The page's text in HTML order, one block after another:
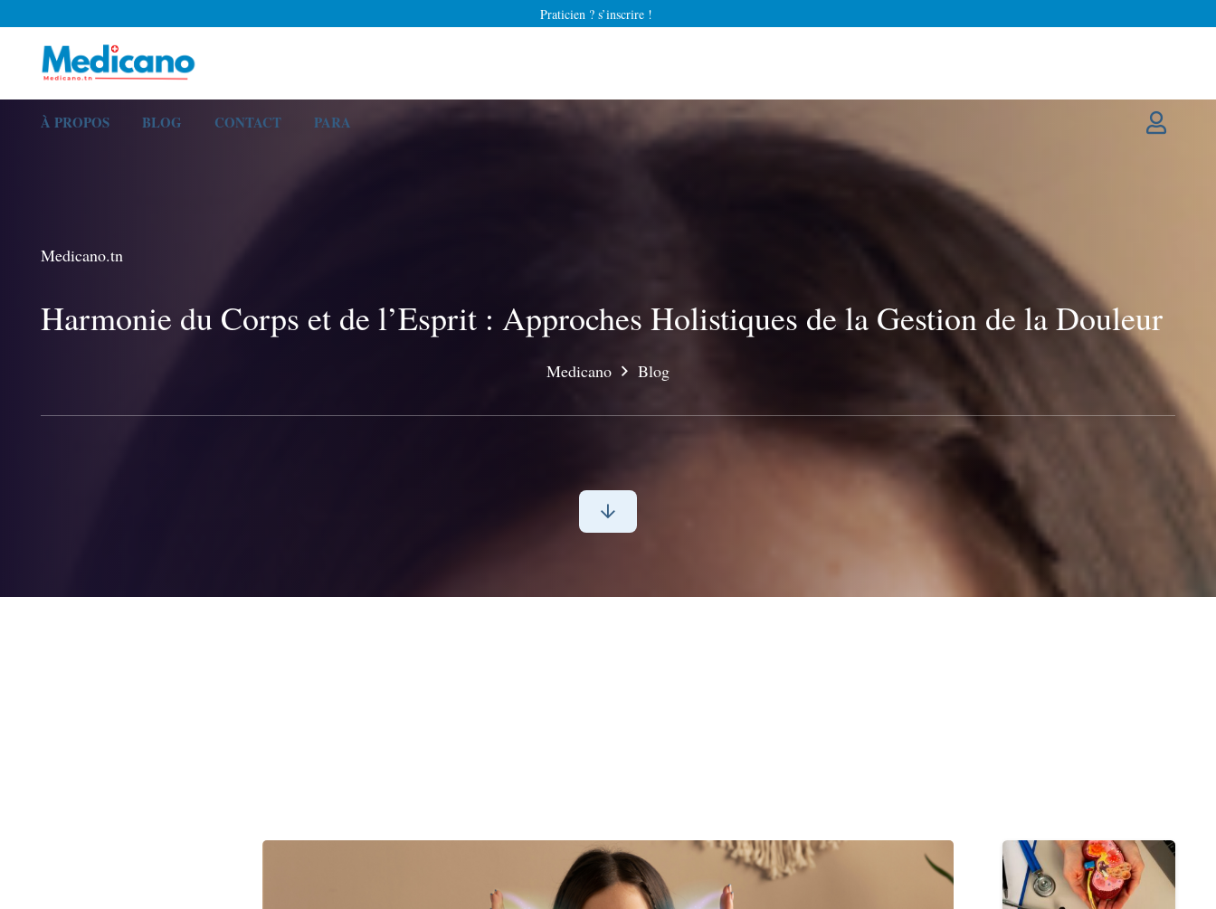
Praticien ? s’inscrire !
À PROPOS BLOG CONTACT PARA
Medicano.tn
Harmonie du Corps et de l’Esprit : Approches Holistiques de la Gestion de la Douleur
Medicano Blog